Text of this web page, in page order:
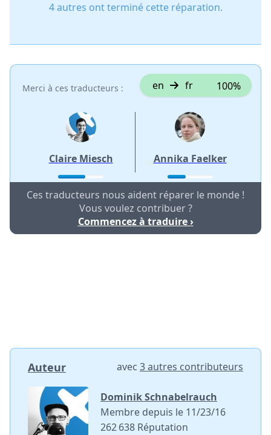
4 autres ont terminé cette réparation.
Merci à ces traducteurs : en fr 100%
Claire Miesch Annika Faelker
Ces traducteurs nous aident réparer le monde !
Vous voulez contribuer ?
Commencez à traduire ›
Auteur avec 3 autres contributeurs
Dominik Schnabelrauch
Membre depuis le 11/23/16
262 638 Réputation